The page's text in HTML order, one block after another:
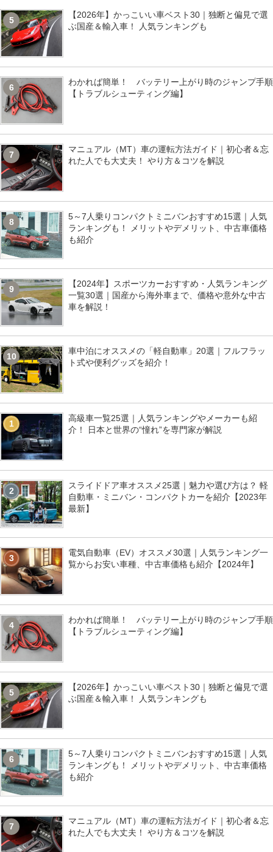
5
【2026年】かっこいい車ベスト30｜独断と偏見で選
ぶ国産＆輸入車！ 人気ランキングも
6
わかれば簡単！ バッテリー上がり時のジャンプ手順
【トラブルシューティング編】
7
マニュアル（MT）車の運転方法ガイド｜初心者＆忘
れた人でも大丈夫！ やり方＆コツを解説
8
5～7人乗りコンパクトミニバンおすすめ15選｜人気
ランキングも！ メリットやデメリット、中古車価格
も紹介
9
【2024年】スポーツカーおすすめ・人気ランキング
一覧30選｜国産から海外車まで、価格や意外な中古
車を解説！
10
車中泊にオススメの「軽自動車」20選｜フルフラッ
ト式や便利グッズを紹介！
1
高級車一覧25選｜人気ランキングやメーカーも紹
介！ 日本と世界の“憧れ”を専門家が解説
2
スライドドア車オススメ25選｜魅力や選び方は？ 軽
自動車・ミニバン・コンパクトカーを紹介【2023年
最新】
3
電気自動車（EV）オススメ30選｜人気ランキング一
覧からお安い車種、中古車価格も紹介【2024年】
4
わかれば簡単！ バッテリー上がり時のジャンプ手順
【トラブルシューティング編】
5
【2026年】かっこいい車ベスト30｜独断と偏見で選
ぶ国産＆輸入車！ 人気ランキングも
6
5～7人乗りコンパクトミニバンおすすめ15選｜人気
ランキングも！ メリットやデメリット、中古車価格
も紹介
7
マニュアル（MT）車の運転方法ガイド｜初心者＆忘
れた人でも大丈夫！ やり方＆コツを解説